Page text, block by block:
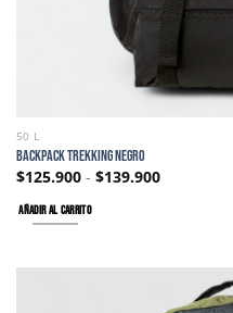
50 L
BACKPACK TREKKING NEGRO
$125.900 - $139.900
AÑADIR AL CARRITO